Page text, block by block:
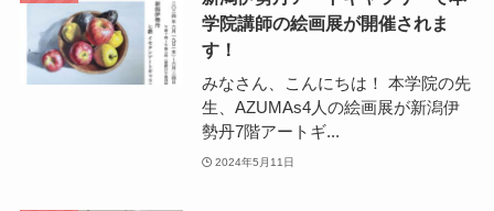
学院講師の絵画展が開催されま
す！
みなさん、こんにちは！ 本学院の先
生、AZUMAs4人の絵画展が新潟伊
勢丹7階アートギ...
2024年5月11日